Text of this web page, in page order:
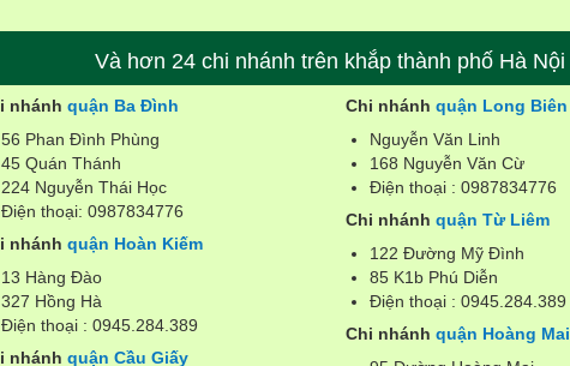
Và hơn 24 chi nhánh trên khắp thành phố Hà Nội
nhánhquận Ba Đình
56 Phan Đình Phùng
45 Quán Thánh
224 Nguyễn Thái Học
Điện thoại: 0987834776
nhánhquận Hoàn Kiếm
13 Hàng Đào
327 Hồng Hà
Điện thoại : 0945.284.389
nhánhquận Cầu Giấy
Chi nhánh quận Long Biên
Nguyễn Văn Linh
168 Nguyễn Văn Cừ
Điện thoại : 0987834776
Chi nhánh quận Từ Liêm
122 Đường Mỹ Đình
85 K1b Phú Diễn
Điện thoại : 0945.284.389
Chi nhánh quận Hoàng Mai